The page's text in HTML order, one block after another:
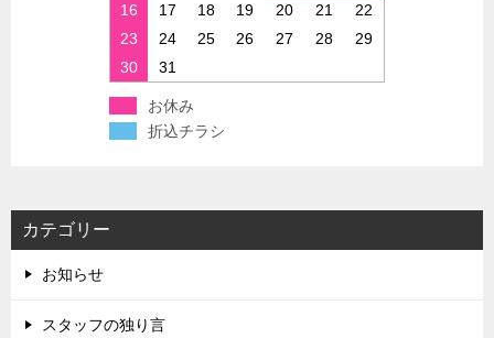
16
17 18 19 20 21
22
23
24 25 26 27 28
29
30
31
お休み
折込チラシ
カテゴリー
お知らせ
スタッフの独り言